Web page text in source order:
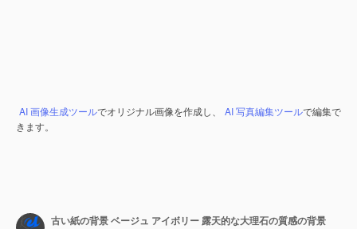
AI 画像生成ツールでオリジナル画像を作成し、 AI 写真編集ツールで編集で
きます。
古い紙の背景 ベージュ アイボリー 露天的な大理石の質感の背景